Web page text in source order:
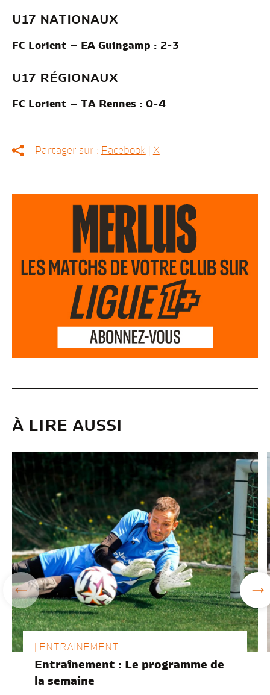
U17 NATIONAUX
FC Lorient – EA Guingamp : 2-3
U17 RÉGIONAUX
FC Lorient – TA Rennes : 0-4
Partager sur : Facebook| X
À LIRE AUSSI
| ENTRAINEMENT
Entraînement : Le programme de
la semaine